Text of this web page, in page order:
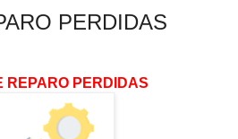
PERDIDAS
REPARO PERDIDAS